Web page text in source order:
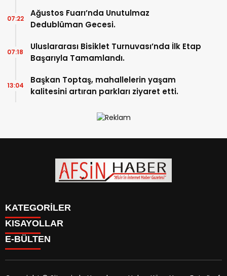
Ağustos Fuarı’nda Unutulmaz
Dedublüman Gecesi.
07:22
Uluslararası Bisiklet Turnuvası’nda İlk Etap
Başarıyla Tamamlandı.
07:18
Başkan Toptaş, mahallelerin yaşam
kalitesini artıran parkları ziyaret etti.
13:04
KATEGORİLER
SİYASET
EĞİTİM
KISAYOLLAR
SİYASET
EĞİTİM
E-BÜLTEN